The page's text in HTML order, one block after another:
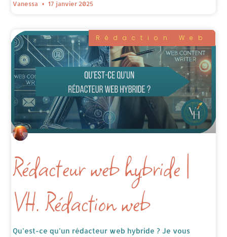
Vanessa 17 janvier 2025
Rédaction Web
Rédacteur web hybride |
VH. Rédaction web
Qu’est-ce qu’un rédacteur web hybride ? Je vous